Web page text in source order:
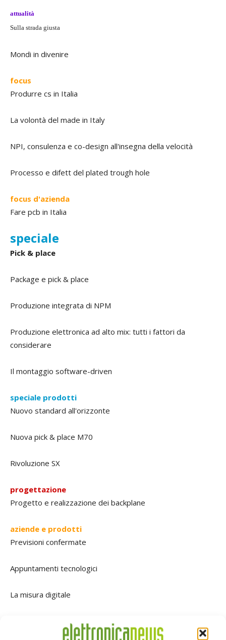
attualità
Sulla strada giusta
Mondi in divenire
focus
Produrre cs in Italia
La volontà del made in Italy
NPI, consulenza e co-design all'insegna della velocità
Processo e difett del plated trough hole
focus d'azienda
Fare pcb in Italia
speciale
Pick & place
Package e pick & place
Produzione integrata di NPM
Produzione elettronica ad alto mix: tutti i fattori da
considerare
Il montaggio software-driven
speciale prodotti
Nuovo standard all'orizzonte
Nuova pick & place M70
Rivoluzione SX
progettazione
Progetto e realizzazione dei backplane
aziende e prodotti
Previsioni confermate
Appuntamenti tecnologici
La misura digitale
La cura del freddo